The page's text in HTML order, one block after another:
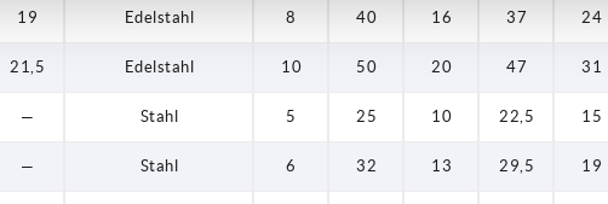
19 Edelstahl 8 40 16 37 24
21,5 Edelstahl 10 50 20 47 31
— Stahl 5 25 10 22,5 15
— Stahl 6 32 13 29,5 19